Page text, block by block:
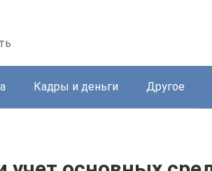
Кадры и деньги Другое